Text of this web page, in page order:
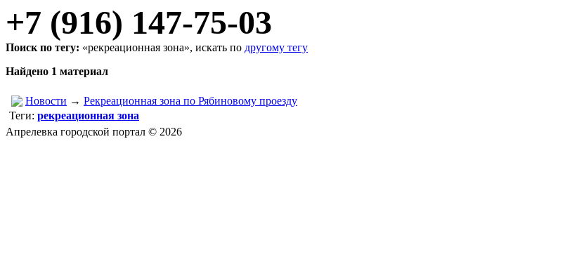
+7 (916) 147-75-03
Поиск по тегу: «рекреационная зона», искать по другому тегу
Найдено 1 материал
Новости → Рекреационная зона по Рябиновому проезду
Теги: рекреационная зона
Апрелевка городской портал © 2026